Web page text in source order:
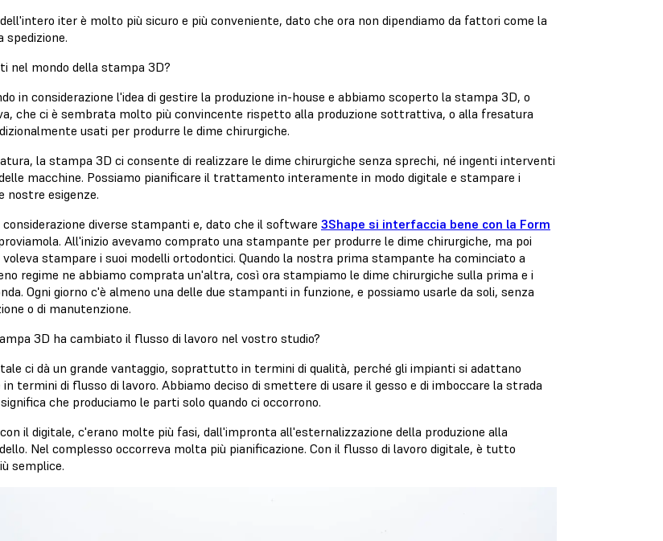
iter è molto più sicuro e più conveniente, dato che ora non dipendiamo da fattori come la
spedizione.
nel mondo della stampa 3D?
in considerazione l'idea di gestire la produzione in-house e abbiamo scoperto la stampa 3D, o
che ci è sembrata molto più convincente rispetto alla produzione sottrattiva, o alla fresatura
usati per produrre le dime chirurgiche.
la stampa 3D ci consente di realizzare le dime chirurgiche senza sprechi, né ingenti interventi
macchine. Possiamo pianificare il trattamento interamente in modo digitale e stampare i
nostre esigenze.
diverse stampanti e, dato che il software 3Shape si interfaccia bene con la Form
All'inizio avevamo comprato una stampante per produrre le dime chirurgiche, ma poi
voleva stampare i suoi modelli ortodontici. Quando la nostra prima stampante ha cominciato a
regime ne abbiamo comprata un'altra, così ora stampiamo le dime chirurgiche sulla prima e i
Ogni giorno c'è almeno una delle due stampanti in funzione, e possiamo usarle da soli, senza
o di manutenzione.
3D ha cambiato il flusso di lavoro nel vostro studio?
ci dà un grande vantaggio, soprattutto in termini di qualità, perché gli impianti si adattano
in termini di flusso di lavoro. Abbiamo deciso di smettere di usare il gesso e di imboccare la strada
che produciamo le parti solo quando ci occorrono.
il digitale, c'erano molte più fasi, dall'impronta all'esternalizzazione della produzione alla
Nel complesso occorreva molta più pianificazione. Con il flusso di lavoro digitale, è tutto
semplice.